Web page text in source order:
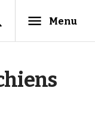
menu Menu